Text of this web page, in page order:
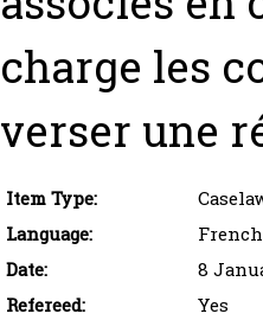
charge les
verser une
Item Type:
Language:
French
Date:
8
Refereed:
Yes